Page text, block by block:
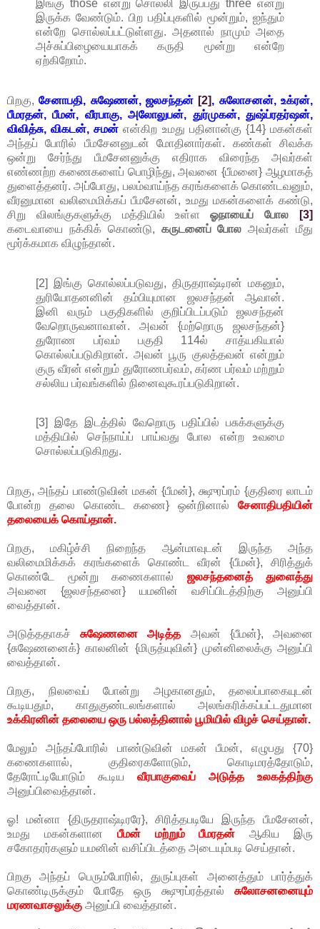
இங்கு those என்று சொல்லி இருப்பது three என்று
இருக்க வேண்டும். பிற பதிப்புகளில் மூன்றும், ஐந்தும்
என்றே சொல்லப்பட்டுள்ளது. அதனால் நாமும் அதை
அச்சுப்பிழையையாகக் கருதி மூன்று என்றே
ஏற்கிறோம்.
பிறகு,சேனாபதி, சுஷேணன், ஜலசந்தன் [2], சுலோசனன், உக்ரன்,
பீமரதன், பீமன், வீரபாகு, அலோலுபன், துர்முகன், துஷ்ப்ரதர்ஷன்,
விவித்சு, விகடன், சமன் என்கிற உமது பதினான்கு {14} மகன்கள்
அந்தப் போரில் பீமசேனனுடன் மோதினார்கள். கண்கள் சிவக்க
ஒன்று சேர்ந்து பீமசேனனுக்கு எதிராக விரைந்த அவர்கள்
எண்ணற்ற கணைகளைப் பொழிந்து, அவனை {பீமனை} ஆழமாகத்
துளைத்தனர். அப்போது, பலம்வாய்ந்த கரங்களைக் கொண்டவனும்,
வீரனுமான வலிமைமிக்கப் பீமசேனன், உமது மகன்களைக் கண்டு,
சிறு விலங்குகளுக்கு மத்தியில் உள்ளஓநாயைப் போல [3]
கடைவாயை நக்கிக் கொண்டு, கருடனைப் போல அவர்கள் மீது
மூர்க்கமாக விழுந்தான்.
[2] இங்கு கொல்லப்படுவது, திருதராஷ்டிரன் மகனும்,
துரியோதனனின் தம்பியுமான ஜலசந்தன் ஆவான்.
இனி வரும் பகுதிகளில் குறிப்பிடப்படும் ஜலசந்தன்
வேறொருவனாவான். அவன் {மற்றொரு ஜலசந்தன்}
துரோண பர்வம் பகுதி 114ல் சாத்யகியால்
கொல்லப்படுகிறான். அவன் பூரு குலத்தவன் என்றும்
குரு வீரன் என்றும் துரோணபர்வம், கர்ண பர்வம் மற்றும்
சல்லிய பர்வங்களில் நினைவுகூரப்படுகிறான்.
[3] இதே இடத்தில் வேறொரு பதிப்பில் பசுக்களுக்கு
மத்தியில் செந்நாய்ப் பாய்வது போல என்ற உவமை
சொல்லப்படுகிறது.
பிறகு, அந்தப் பாண்டுவின் மகன் {பீமன்}, க்ஷுரப்ரம் {குதிரை லாடம்
போன்ற தலை கொண்ட கணை} ஒன்றினால் சேனாதிபதியின்
தலையைக் கொய்தான்.
பிறகு, மகிழ்ச்சி நிறைந்த ஆன்மாவுடன் இருந்த அந்த
வலிமைமிக்கக் கரங்களைக் கொண்ட வீரன் {பீமன்}, சிரித்துக்
கொண்டே மூன்று கணைகளால் ஜலசந்தனைத் துளைத்து
அவனை {ஜலசந்தனை} யமனின் வசிப்பிடத்திற்கு அனுப்பி
வைத்தான்.
அடுத்ததாகச்சுஷேணனை அடித்த அவன் {பீமன்}, அவனை
{சுஷேணனைக்} காலனின் {மிருத்யுவின்} முன்னிலைக்கு அனுப்பி
வைத்தான்.
பிறகு, நிலவைப் போன்று அழகானதும், தலைப்பாகையுடன்
கூடியதும், காதுகுண்டலங்களால் அலங்கரிக்கப்பட்டதுமான
உக்கிரனின் தலையை ஒரு பல்லத்தினால் பூமியில் விழச் செய்தான்.
மேலும் அந்தப்போரில் பாண்டுவின் மகன் பீமன், எழுபது {70}
கணைகளால், குதிரைகளோடும், கொடிமரத்தோடும்,
தேரோட்டியோடும் கூடிய வீரபாகுவைப் அடுத்த உலகத்திற்கு
அனுப்பிவைத்தான்.
ஓ! மன்னா {திருதராஷ்டிரரே}, சிரித்தபடியே இருந்த பீமசேனன்,
உமது மகன்களான பீமன் மற்றும் பீமரதன் ஆகிய இரு
சகோதரர்களும் யமனின் வசிப்பிடத்தை அடையும்படி செய்தான்.
பிறகு அந்தப் பெரும்போரில், துருப்புகள் அனைத்தும் பார்த்துக்
கொண்டிருக்கும் போதே ஒரு க்ஷுரப்ரத்தால் சுலோசனனையும்
மரணவாசலுக்கு அனுப்பி வைத்தான்.